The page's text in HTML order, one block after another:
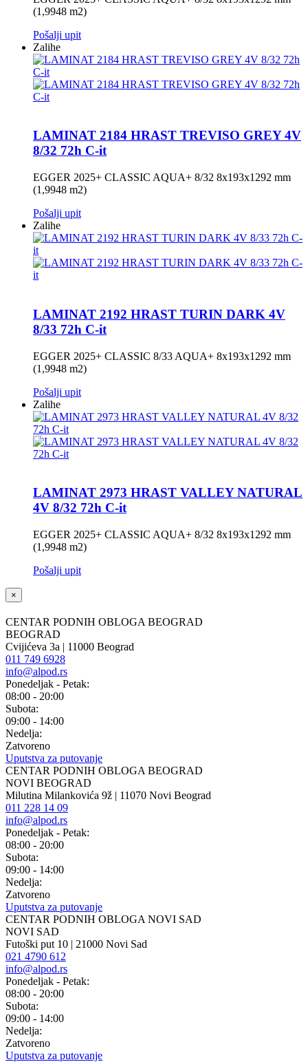
(1,9948 m2)
Pošalji upit
Zalihe
LAMINAT 2184 HRAST TREVISO GREY 4V
8/32 72h C-it
EGGER 2025+ CLASSIC AQUA+ 8/32 8x193x1292 mm
(1,9948 m2)
Pošalji upit
Zalihe
LAMINAT 2192 HRAST TURIN DARK 4V
8/33 72h C-it
EGGER 2025+ CLASSIC 8/33 AQUA+ 8x193x1292 mm
(1,9948 m2)
Pošalji upit
Zalihe
LAMINAT 2973 HRAST VALLEY NATURAL
4V 8/32 72h C-it
EGGER 2025+ CLASSIC AQUA+ 8/32 8x193x1292 mm
(1,9948 m2)
Pošalji upit
×
CENTAR PODNIH OBLOGA BEOGRAD
BEOGRAD
Cvijićeva 3a | 11000 Beograd
011 749 6928
info@alpod.rs
Ponedeljak - Petak:
08:00 - 20:00
Subota:
09:00 - 14:00
Nedelja:
Zatvoreno
Uputstva za putovanje
CENTAR PODNIH OBLOGA BEOGRAD
NOVI BEOGRAD
Milutina Milankovića 9ž | 11070 Novi Beograd
011 228 14 09
info@alpod.rs
Ponedeljak - Petak:
08:00 - 20:00
Subota:
09:00 - 14:00
Nedelja:
Zatvoreno
Uputstva za putovanje
CENTAR PODNIH OBLOGA NOVI SAD
NOVI SAD
Futoški put 10 | 21000 Novi Sad
021 4790 612
info@alpod.rs
Ponedeljak - Petak:
08:00 - 20:00
Subota:
09:00 - 14:00
Nedelja:
Zatvoreno
Uputstva za putovanje